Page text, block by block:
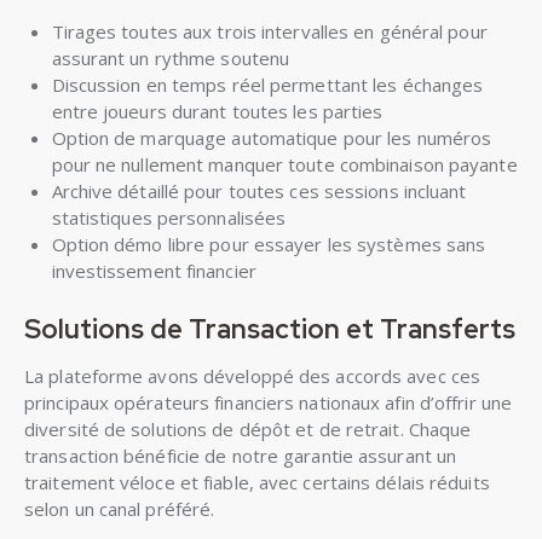
Tirages toutes aux trois intervalles en général pour
assurant un rythme soutenu
Discussion en temps réel permettant les échanges
entre joueurs durant toutes les parties
Option de marquage automatique pour les numéros
pour ne nullement manquer toute combinaison payante
Archive détaillé pour toutes ces sessions incluant
statistiques personnalisées
Option démo libre pour essayer les systèmes sans
investissement financier
Solutions de Transaction et Transferts
La plateforme avons développé des accords avec ces
principaux opérateurs financiers nationaux afin d’offrir une
diversité de solutions de dépôt et de retrait. Chaque
transaction bénéficie de notre garantie assurant un
traitement véloce et fiable, avec certains délais réduits
selon un canal préféré.